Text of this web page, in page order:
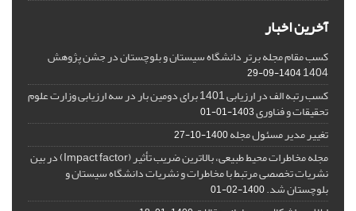
آخرین اخبار
کسب مقام مجله برتر دانشگاه سیستان و بلوچستان در جشن پژوهش
1404
1404-09-29
کسب رتبه الف در ارزیابی 1401 برای دومین بار در سه ارزیابی وزارت علوم
تحقیقات و فناوری1403-01-01
تغییر مدیر مسئول مجله1400-10-27
مجله مخاطرات محیط طبیعی، بالاترین ضریب تأثیر (Impact factor) در بین
نشریات تخصصی مرتبط با مخاطرات و نشریات دانشگاه سیستان و
بلوچستان شد.1400-02-01